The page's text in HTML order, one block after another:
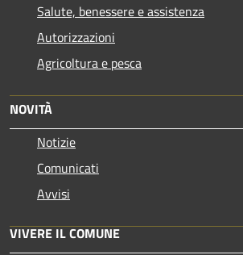
Salute, benessere e assistenza
Autorizzazioni
Agricoltura e pesca
NOVITÀ
Notizie
Comunicati
Avvisi
VIVERE IL COMUNE